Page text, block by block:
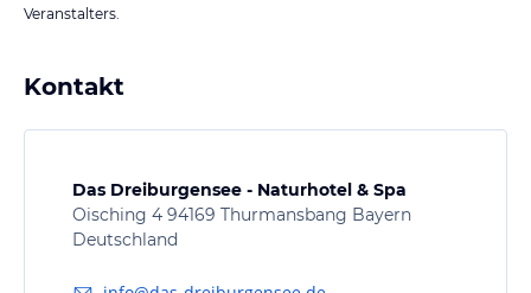
Veranstalters.
Kontakt
Das Dreiburgensee - Naturhotel & Spa
Oisching 4 94169 Thurmansbang Bayern
Deutschland